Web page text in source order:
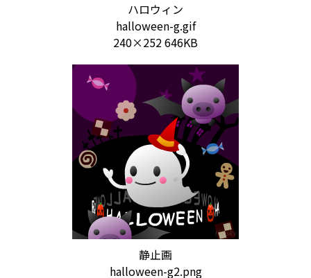
ハロウィン
halloween-g.gif
240×252 646KB
静止画
halloween-g2.png